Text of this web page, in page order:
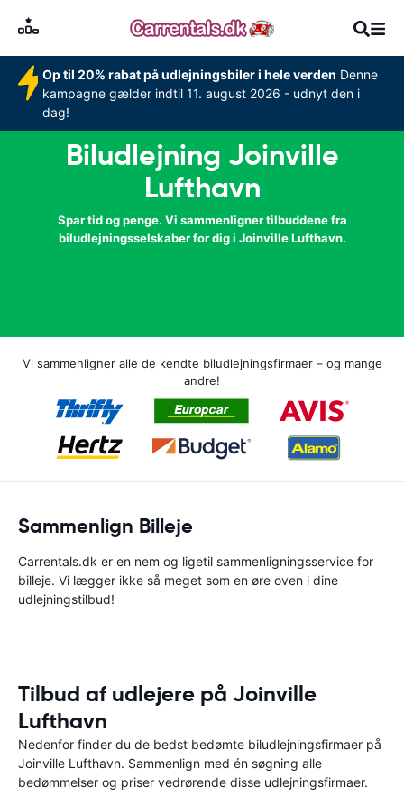
Op til 20% rabat på udlejningsbiler i hele verden Denne
kampagne gælder indtil 11. august 2026 - udnyt den i
dag!
Biludlejning Joinville
Lufthavn
Spar tid og penge. Vi sammenligner tilbuddene fra
biludlejningsselskaber for dig i Joinville Lufthavn.
Vi sammenligner alle de kendte biludlejningsfirmaer – og mange
andre!
Sammenlign Billeje
Carrentals.dk er en nem og ligetil sammenligningsservice for
billeje. Vi lægger ikke så meget som en øre oven i dine
udlejningstilbud!
Tilbud af udlejere på Joinville
Lufthavn
Nedenfor finder du de bedst bedømte biludlejningsfirmaer på
Joinville Lufthavn. Sammenlign med én søgning alle
bedømmelser og priser vedrørende disse udlejningsfirmaer.